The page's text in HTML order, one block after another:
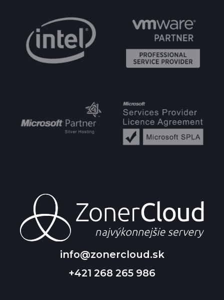
info@zonercloud.sk
+421 268 265 986